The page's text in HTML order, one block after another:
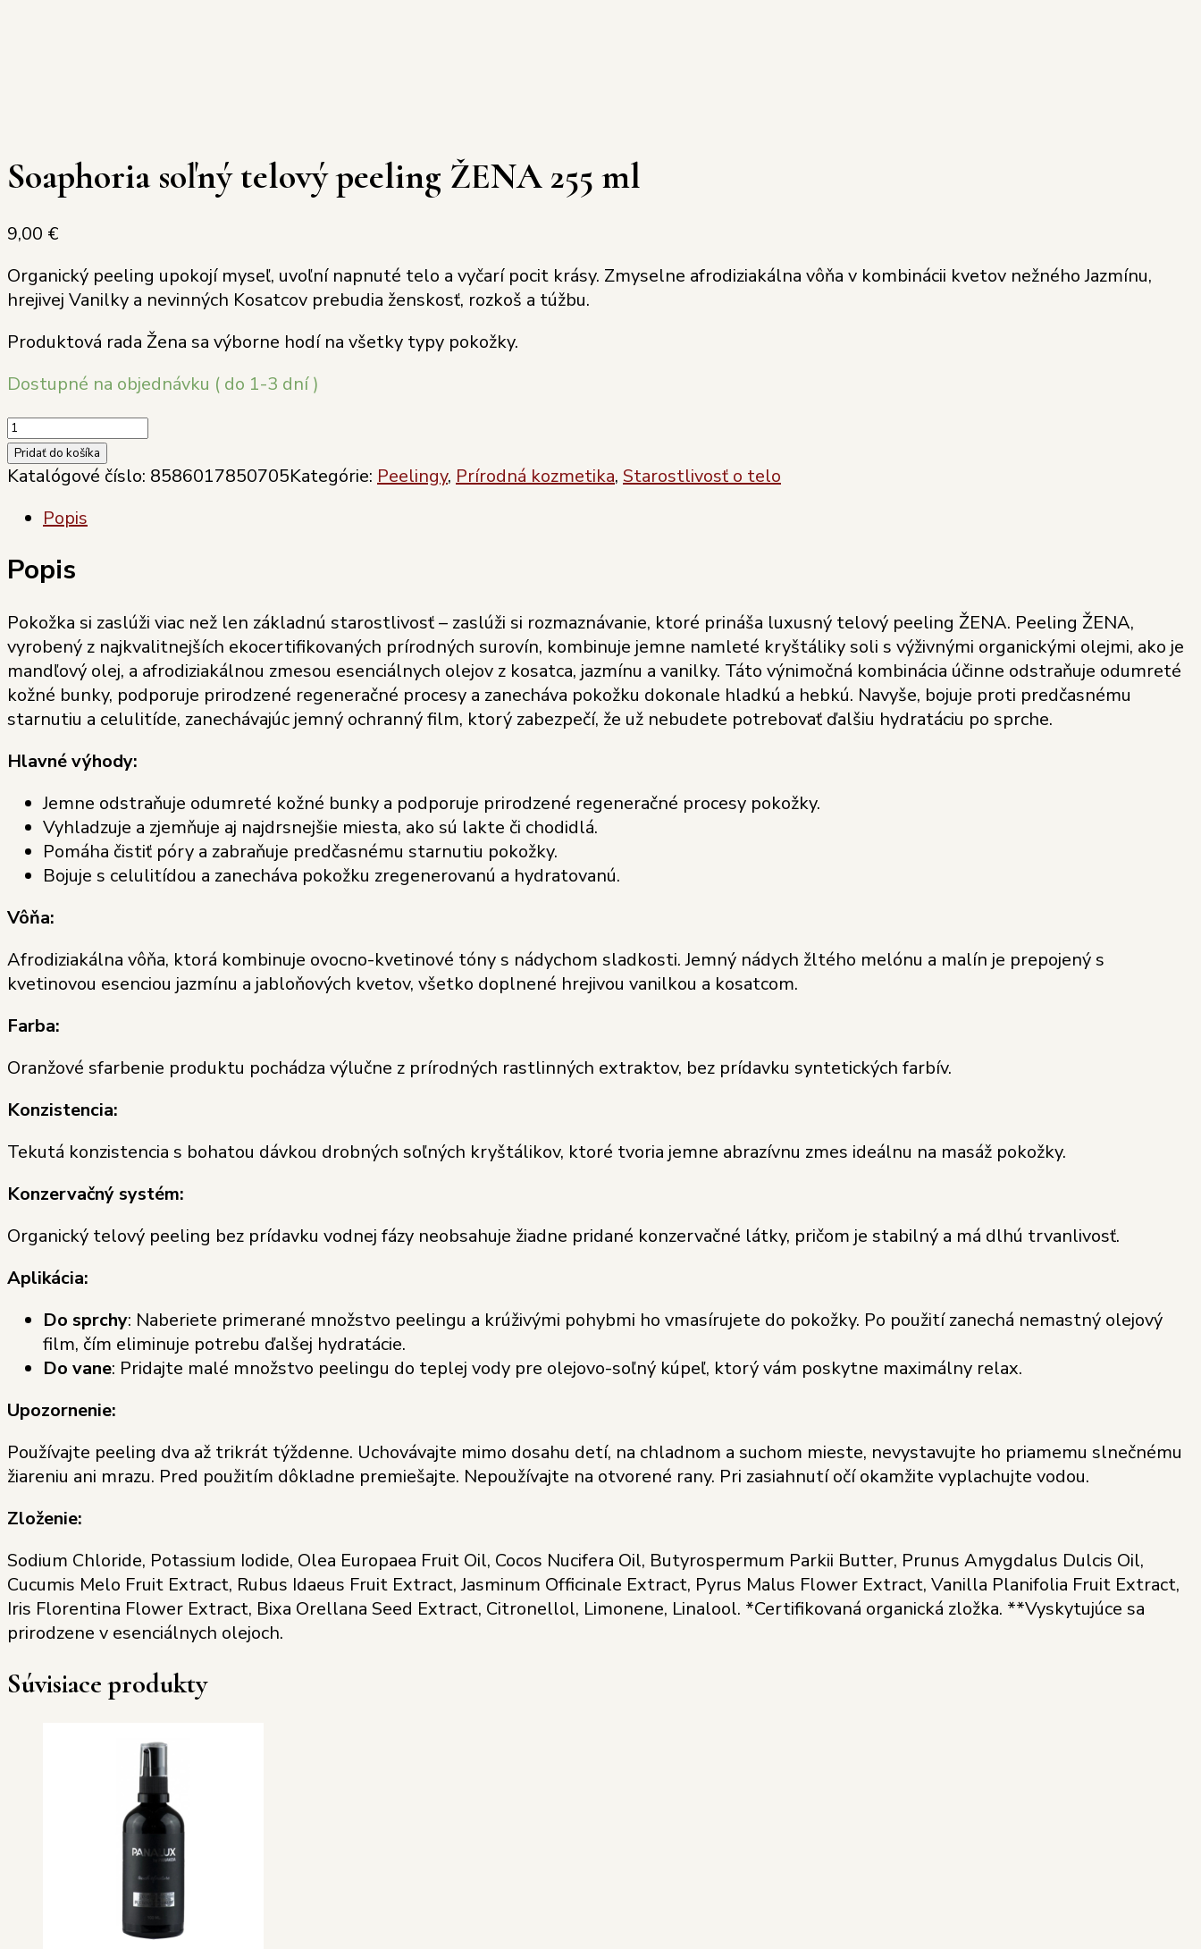
Soaphoria soľný telový peeling ŽENA 255 ml
9,00 €
Organický peeling upokojí myseľ, uvoľní napnuté telo a vyčarí pocit krásy. Zmyselne afrodiziakálna vôňa v kombinácii kvetov nežného Jazmínu,
hrejivej Vanilky a nevinných Kosatcov prebudia ženskosť, rozkoš a túžbu.
Produktová rada Žena sa výborne hodí na všetky typy pokožky.
Dostupné na objednávku ( do 1-3 dní )
množstvo
Soaphoria
soľný
peeling
255
Pridať do košíka
Katalógové číslo: 8586017850705Kategórie: Peelingy, Prírodná kozmetika, Starostlivosť o telo
Popis
Popis
Pokožka si zaslúži viac než len základnú starostlivosť – zaslúži si rozmaznávanie, ktoré prináša luxusný telový peeling ŽENA. Peeling ŽENA,
vyrobený z najkvalitnejších ekocertifikovaných prírodných surovín, kombinuje jemne namleté kryštáliky soli s výživnými organickými olejmi, ako je
mandľový olej, a afrodiziakálnou zmesou esenciálnych olejov z kosatca, jazmínu a vanilky. Táto výnimočná kombinácia účinne odstraňuje odumreté
kožné bunky, podporuje prirodzené regeneračné procesy a zanecháva pokožku dokonale hladkú a hebkú. Navyše, bojuje proti predčasnému
starnutiu a celulitíde, zanechávajúc jemný ochranný film, ktorý zabezpečí, že už nebudete potrebovať ďalšiu hydratáciu po sprche.
Hlavné výhody:
Jemne odstraňuje odumreté kožné bunky a podporuje prirodzené regeneračné procesy pokožky.
Vyhladzuje a zjemňuje aj najdrsnejšie miesta, ako sú lakte či chodidlá.
Pomáha čistiť póry a zabraňuje predčasnému starnutiu pokožky.
Bojuje s celulitídou a zanecháva pokožku zregenerovanú a hydratovanú.
Vôňa:
Afrodiziakálna vôňa, ktorá kombinuje ovocno-kvetinové tóny s nádychom sladkosti. Jemný nádych žltého melónu a malín je prepojený s
kvetinovou esenciou jazmínu a jabloňových kvetov, všetko doplnené hrejivou vanilkou a kosatcom.
Farba:
Oranžové sfarbenie produktu pochádza výlučne z prírodných rastlinných extraktov, bez prídavku syntetických farbív.
Konzistencia:
Tekutá konzistencia s bohatou dávkou drobných soľných kryštálikov, ktoré tvoria jemne abrazívnu zmes ideálnu na masáž pokožky.
Konzervačný systém:
Organický telový peeling bez prídavku vodnej fázy neobsahuje žiadne pridané konzervačné látky, pričom je stabilný a má dlhú trvanlivosť.
Aplikácia:
Do sprchy: Naberiete primerané množstvo peelingu a krúživými pohybmi ho vmasírujete do pokožky. Po použití zanechá nemastný olejový
film, čím eliminuje potrebu ďalšej hydratácie.
Do vane: Pridajte malé množstvo peelingu do teplej vody pre olejovo-soľný kúpeľ, ktorý vám poskytne maximálny relax.
Upozornenie:
Používajte peeling dva až trikrát týždenne. Uchovávajte mimo dosahu detí, na chladnom a suchom mieste, nevystavujte ho priamemu slnečnému
žiareniu ani mrazu. Pred použitím dôkladne premiešajte. Nepoužívajte na otvorené rany. Pri zasiahnutí očí okamžite vyplachujte vodou.
Zloženie:
Sodium Chloride, Potassium Iodide, Olea Europaea Fruit Oil, Cocos Nucifera Oil, Butyrospermum Parkii Butter, Prunus Amygdalus Dulcis Oil,
Cucumis Melo Fruit Extract, Rubus Idaeus Fruit Extract, Jasminum Officinale Extract, Pyrus Malus Flower Extract, Vanilla Planifolia Fruit Extract,
Iris Florentina Flower Extract, Bixa Orellana Seed Extract, Citronellol, Limonene, Linalool. *Certifikovaná organická zložka. **Vyskytujúce sa
prirodzene v esenciálnych olejoch.
Súvisiace produkty